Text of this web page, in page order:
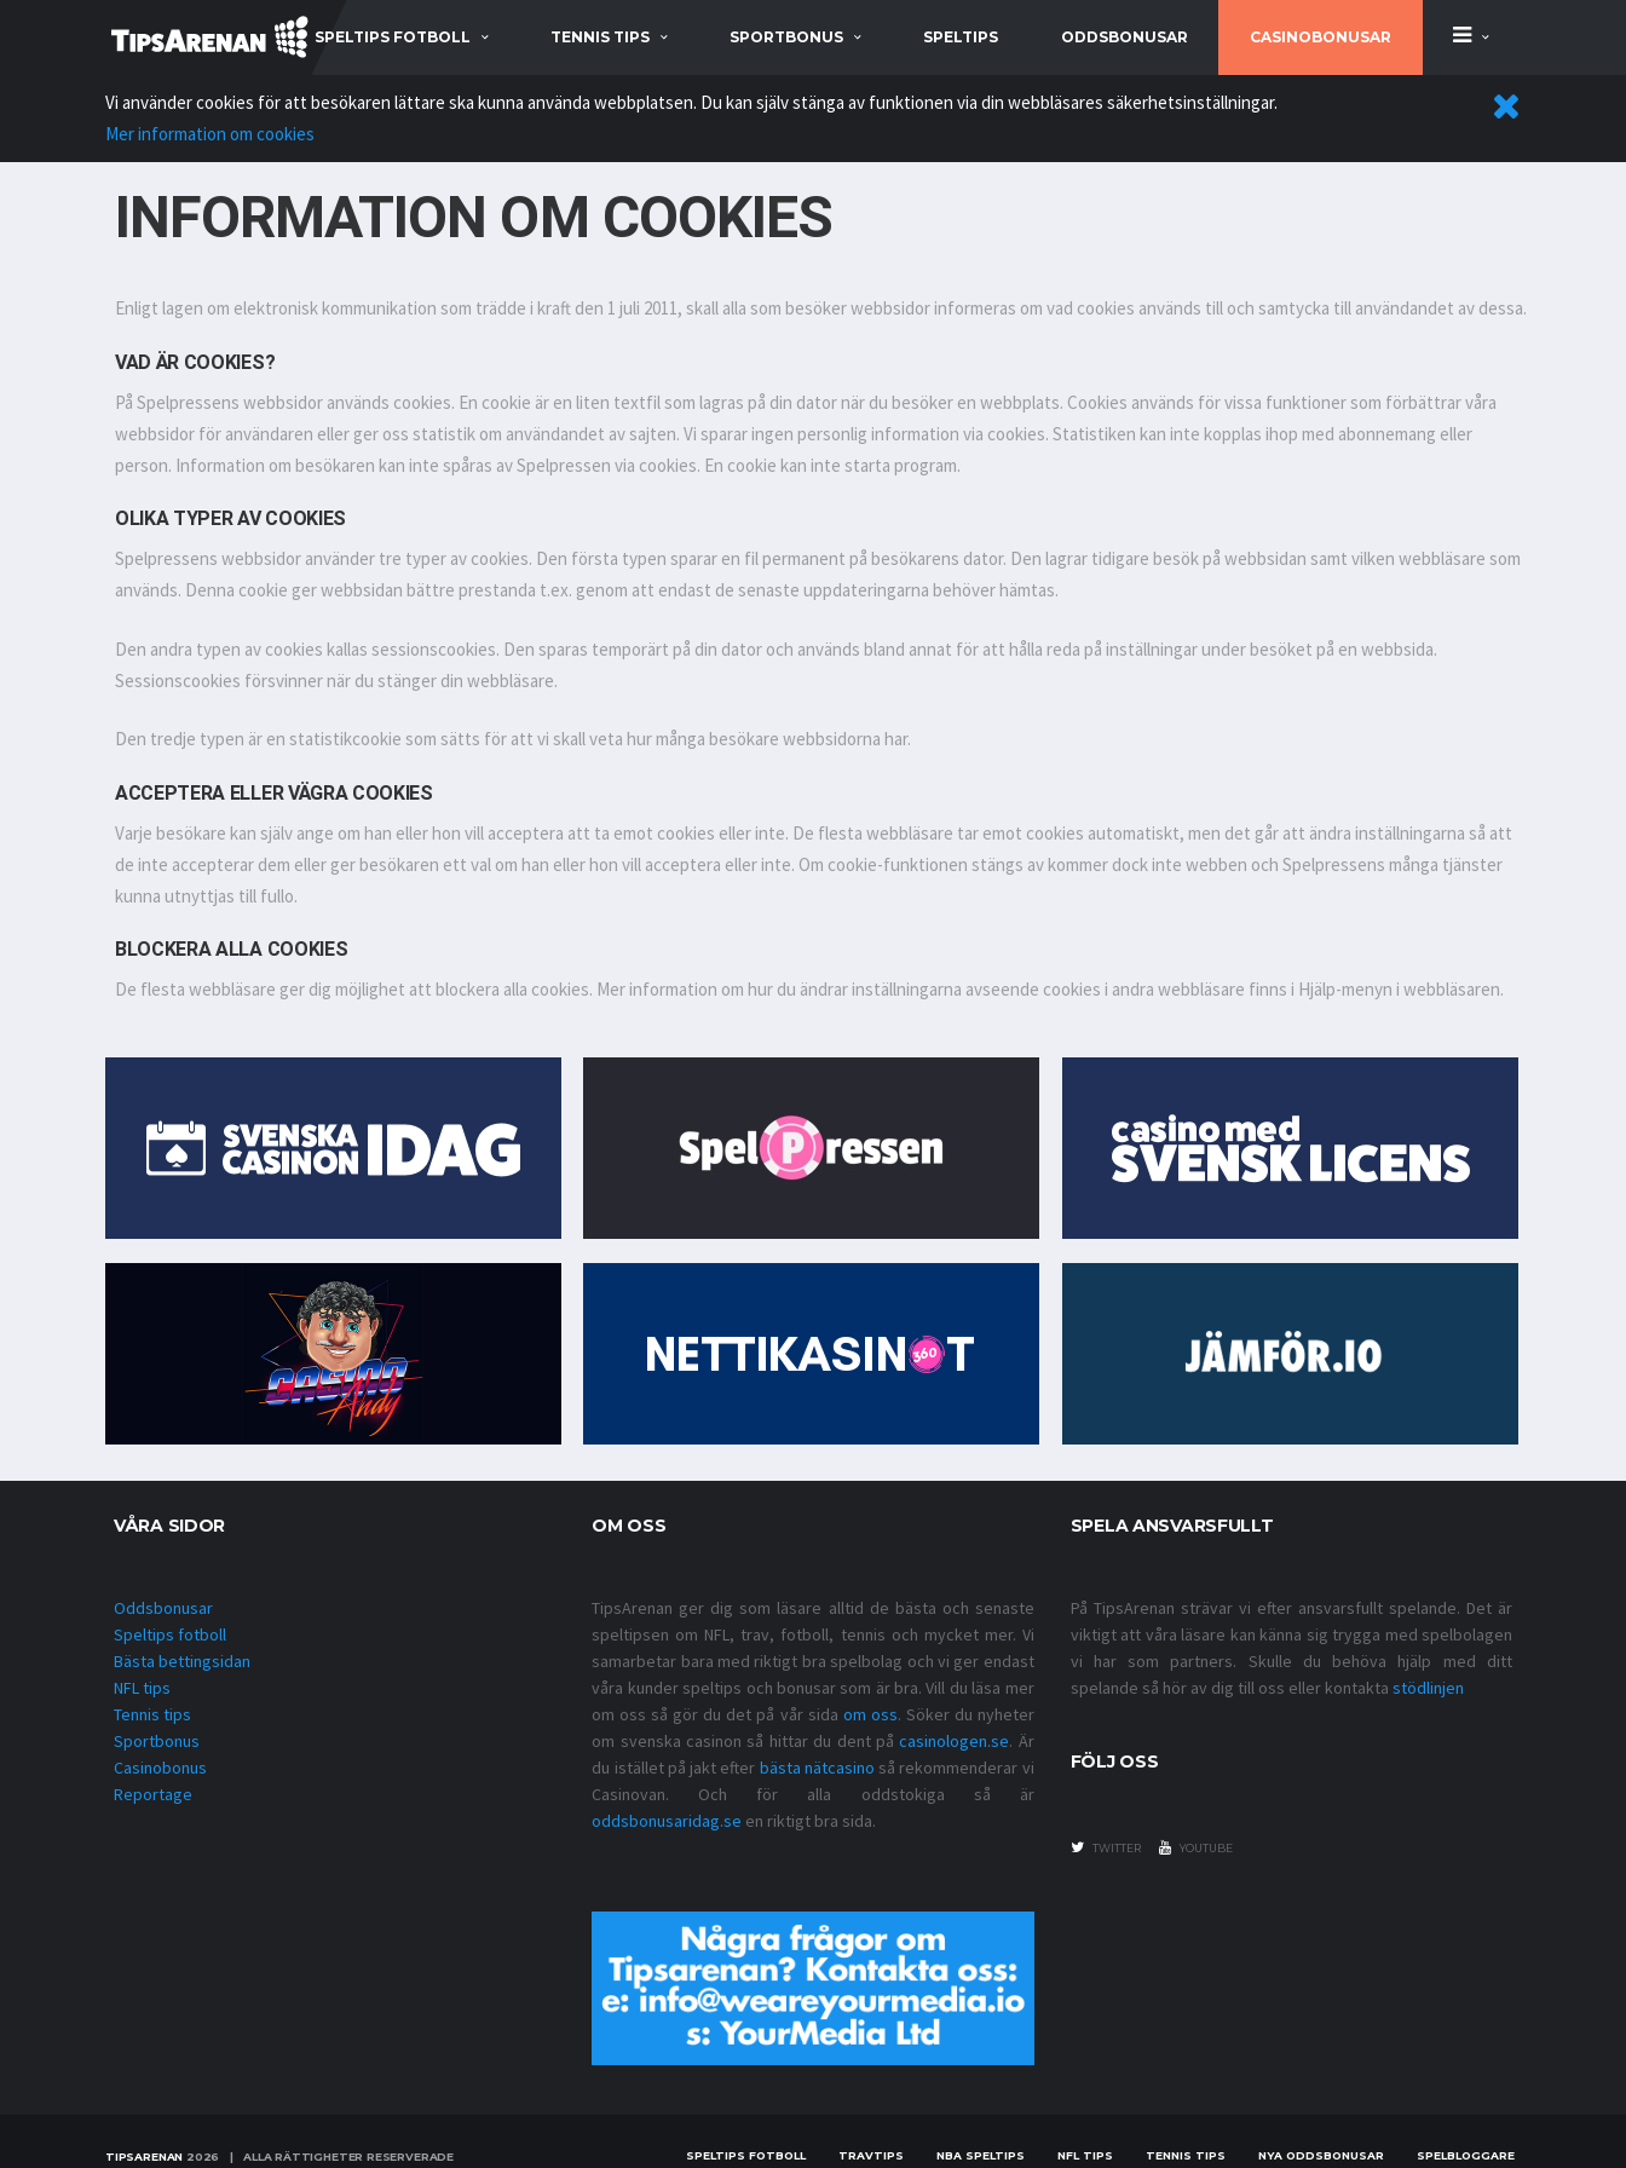
SPELTIPS FOTBOLL TENNIS TIPS SPORTBONUS SPELTIPS ODDSBONUSAR CASINOBONUSAR
Vi använder cookies för att besökaren lättare ska kunna använda webbplatsen. Du kan själv stänga av funktionen via din webbläsares säkerhetsinställningar.
Mer information om cookies
INFORMATION OM COOKIES
Enligt lagen om elektronisk kommunikation som trädde i kraft den 1 juli 2011, skall alla som besöker webbsidor informeras om vad cookies används till och samtycka till användandet av dessa.
VAD ÄR COOKIES?
På Spelpressens webbsidor används cookies. En cookie är en liten textfil som lagras på din dator när du besöker en webbplats. Cookies används för vissa funktioner som förbättrar våra
webbsidor för användaren eller ger oss statistik om användandet av sajten. Vi sparar ingen personlig information via cookies. Statistiken kan inte kopplas ihop med abonnemang eller
person. Information om besökaren kan inte spåras av Spelpressen via cookies. En cookie kan inte starta program.
OLIKA TYPER AV COOKIES
Spelpressens webbsidor använder tre typer av cookies. Den första typen sparar en fil permanent på besökarens dator. Den lagrar tidigare besök på webbsidan samt vilken webbläsare som
används. Denna cookie ger webbsidan bättre prestanda t.ex. genom att endast de senaste uppdateringarna behöver hämtas.
Den andra typen av cookies kallas sessionscookies. Den sparas temporärt på din dator och används bland annat för att hålla reda på inställningar under besöket på en webbsida.
Sessionscookies försvinner när du stänger din webbläsare.
Den tredje typen är en statistikcookie som sätts för att vi skall veta hur många besökare webbsidorna har.
ACCEPTERA ELLER VÄGRA COOKIES
Varje besökare kan själv ange om han eller hon vill acceptera att ta emot cookies eller inte. De flesta webbläsare tar emot cookies automatiskt, men det går att ändra inställningarna så att
de inte accepterar dem eller ger besökaren ett val om han eller hon vill acceptera eller inte. Om cookie-funktionen stängs av kommer dock inte webben och Spelpressens många tjänster
kunna utnyttjas till fullo.
BLOCKERA ALLA COOKIES
De flesta webbläsare ger dig möjlighet att blockera alla cookies. Mer information om hur du ändrar inställningarna avseende cookies i andra webbläsare finns i Hjälp-menyn i webbläsaren.
VÅRA SIDOR
Oddsbonusar
Speltips fotboll
Bästa bettingsidan
NFL tips
Tennis tips
Sportbonus
Casinobonus
Reportage
OM OSS
TipsArenan ger dig som läsare alltid de bästa och senaste
speltipsen om NFL, trav, fotboll, tennis och mycket mer. Vi
samarbetar bara med riktigt bra spelbolag och vi ger endast
våra kunder speltips och bonusar som är bra. Vill du läsa mer
om oss så gör du det på vår sida om oss. Söker du nyheter
om svenska casinon så hittar du dent påcasinologen.se. Är
du istället på jakt efter bästa nätcasino så rekommenderar vi
Casinovan. Och för alla oddstokiga så är
oddsbonusaridag.se en riktigt bra sida.
SPELA ANSVARSFULLT
På TipsArenan strävar vi efter ansvarsfullt spelande. Det är
viktigt att våra läsare kan känna sig trygga med spelbolagen
vi har som partners. Skulle du behöva hjälp med ditt
spelande så hör av dig till oss eller kontakta stödlinjen
FÖLJ OSS
TWITTER YOUTUBE
TIPSARENAN 2026 | ALLA RÄTTIGHETER RESERVERADE SPELTIPS FOTBOLL TRAVTIPS NBA SPELTIPS NFL TIPS TENNIS TIPS NYA ODDSBONUSAR SPELBLOGGARE